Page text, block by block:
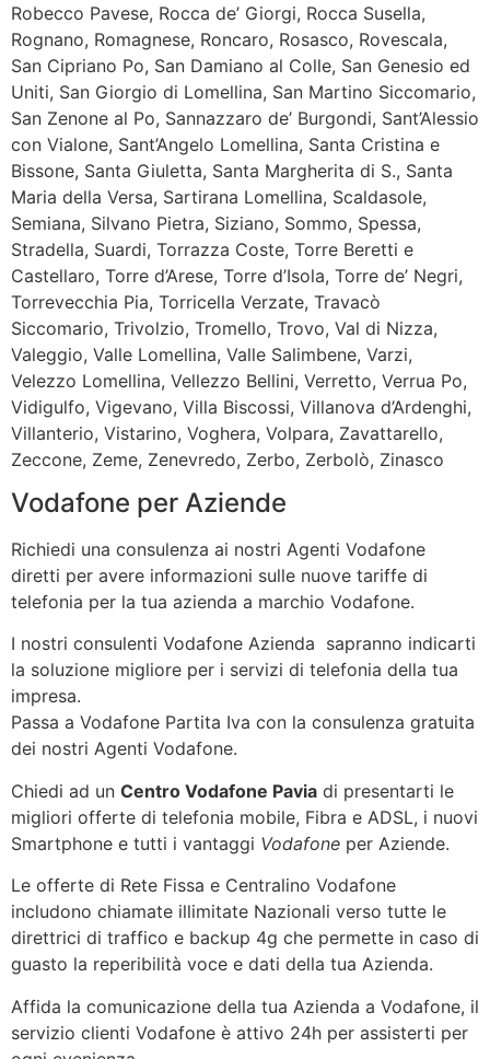
Robecco Pavese, Rocca de’ Giorgi, Rocca Susella,
Rognano, Romagnese, Roncaro, Rosasco, Rovescala,
San Cipriano Po, San Damiano al Colle, San Genesio ed
Uniti, San Giorgio di Lomellina, San Martino Siccomario,
San Zenone al Po, Sannazzaro de’ Burgondi, Sant’Alessio
con Vialone, Sant’Angelo Lomellina, Santa Cristina e
Bissone, Santa Giuletta, Santa Margherita di S., Santa
Maria della Versa, Sartirana Lomellina, Scaldasole,
Semiana, Silvano Pietra, Siziano, Sommo, Spessa,
Stradella, Suardi, Torrazza Coste, Torre Beretti e
Castellaro, Torre d’Arese, Torre d’Isola, Torre de’ Negri,
Torrevecchia Pia, Torricella Verzate, Travacò
Siccomario, Trivolzio, Tromello, Trovo, Val di Nizza,
Valeggio, Valle Lomellina, Valle Salimbene, Varzi,
Velezzo Lomellina, Vellezzo Bellini, Verretto, Verrua Po,
Vidigulfo, Vigevano, Villa Biscossi, Villanova d’Ardenghi,
Villanterio, Vistarino, Voghera, Volpara, Zavattarello,
Zeccone, Zeme, Zenevredo, Zerbo, Zerbolò, Zinasco
Vodafone per Aziende
Richiedi una consulenza ai nostri Agenti Vodafone
diretti per avere informazioni sulle nuove tariffe di
telefonia per la tua azienda a marchio Vodafone.
I nostri consulenti Vodafone Azienda sapranno indicarti
la soluzione migliore per i servizi di telefonia della tua
impresa.
Passa a Vodafone Partita Iva con la consulenza gratuita
dei nostri Agenti Vodafone.
Chiedi ad un Centro Vodafone Pavia di presentarti le
migliori offerte di telefonia mobile, Fibra e ADSL, i nuovi
Smartphone e tutti i vantaggi Vodafone per Aziende.
Le offerte di Rete Fissa e Centralino Vodafone
includono chiamate illimitate Nazionali verso tutte le
direttrici di traffico e backup 4g che permette in caso di
guasto la reperibilità voce e dati della tua Azienda.
Affida la comunicazione della tua Azienda a Vodafone, il
servizio clienti Vodafone è attivo 24h per assisterti per